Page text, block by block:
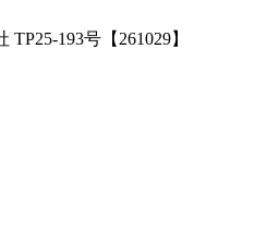
193号【261029】